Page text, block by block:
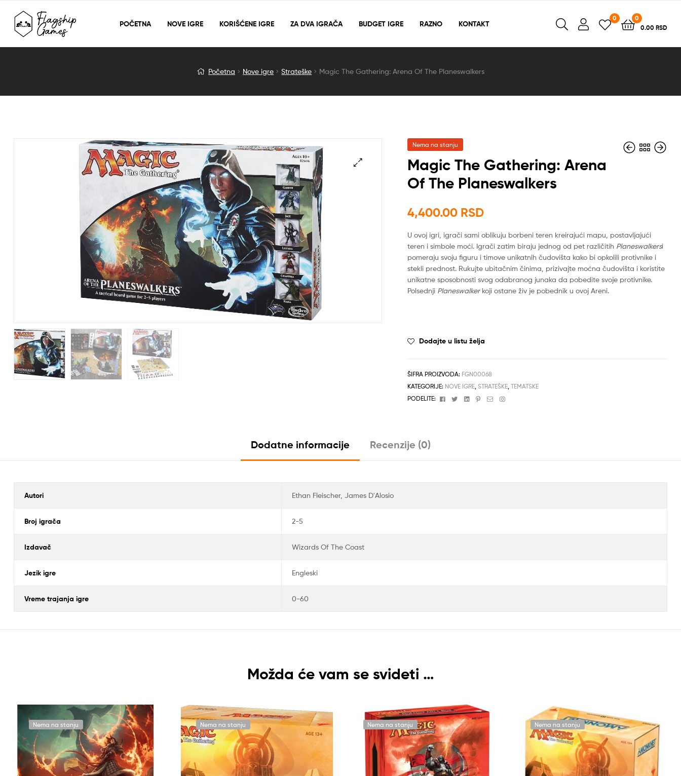
POČETNA NOVE IGRE KORIŠĆENE IGRE ZA DVA IGRAČA BUDGET IGRE RAZNO KONTAKT
0
0
0.00 RSD
Detail
Početna Nove igre Strateške Magic The Gathering: Arena Of The Planeswalkers
Nema na stanju
Magic The Gathering: Arena
Of The Planeswalkers
4,400.00 RSD
U ovoj igri, igrači sami oblikuju borbeni teren kreirajući mapu, postavljajući
teren i simbole moći. Igrači zatim biraju jednog od pet različitih Planeswalkersi
pomeraju svoju figuru i timove unikatnih čudovišta kako bi opkolili protivnike i
stekli prednost. Rukujte ubitačnim činima, prizivajte moćna čudovišta i koristite
unikatne sposobnosti svog odabranog junaka da pobedite svoje protivnike.
Polsednji Planeswalkerkoji ostane živ je pobednik u ovoj Areni.
Dodajte u listu želja
ŠIFRA PROIZVODA: FGN00068
KATEGORIJE: NOVE IGRE,STRATEŠKE,TEMATSKE
PODELITE:
FacebookTwitterLinkedinPinterest
EmailInstagram
Dodatne informacije Recenzije (0)
Autori Ethan Fleischer, James D'Alosio
Broj igrača 2-5
Izdavač Wizards Of The Coast
Jezik igre Engleski
Vreme trajanja igre 0-60
Možda će vam se svideti …
Nema na stanju Nema na stanju Nema na stanju Nema na stanju